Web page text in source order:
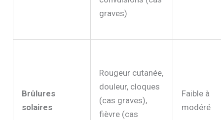
graves)
Brûlures
solaires
Rougeur cutanée,
douleur, cloques
(cas graves),
fièvre (cas
Faible à
modéré